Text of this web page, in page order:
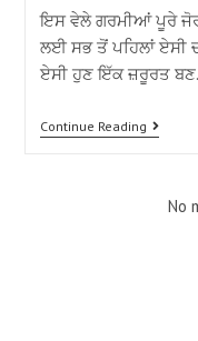
ਇਸ ਵੇਲੇ ਗਰਮੀਆਂ ਪੂਰੇ
ਲਈ ਸਭ ਤੋਂ ਪਹਿਲਾਂ ਏਸੀ
ਏਸੀ ਹੁਣ ਇੱਕ ਜ਼ਰੂਰਤ
Continue Reading
No